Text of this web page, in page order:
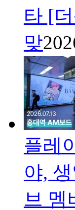
타 [
맞
플레
야,
브 멤